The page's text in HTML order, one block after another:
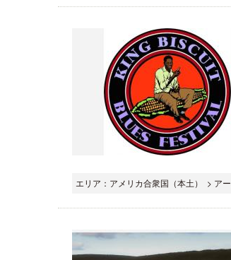
エリア：アメリカ合衆国（本土） > ア